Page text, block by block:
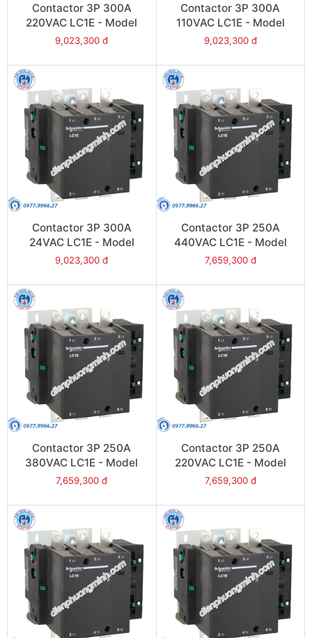
Contactor 3P 300A
220VAC LC1E - Model
LC1E300M6
9,023,300 đ
Contactor 3P 300A
110VAC LC1E - Model
LC1E300F6
9,023,300 đ
Contactor 3P 300A
24VAC LC1E - Model
LC1E300B6
9,023,300 đ
Contactor 3P 250A
440VAC LC1E - Model
LC1E250R6
7,659,300 đ
Contactor 3P 250A
380VAC LC1E - Model
LC1E250Q6
7,659,300 đ
Contactor 3P 250A
220VAC LC1E - Model
LC1E250M6
7,659,300 đ